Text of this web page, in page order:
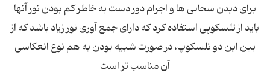
برای دیدن سحابی ها و اجرام دور دست به خاطر کم بودن نور آنها
باید از تلسکوپی استفاده کرد که دارای جمع آوری نور زیاد باشد که از
بین این دو تلسکوپ، در صورت شبیه بودن به هم نوع انعکاسی
آن مناسب تر است